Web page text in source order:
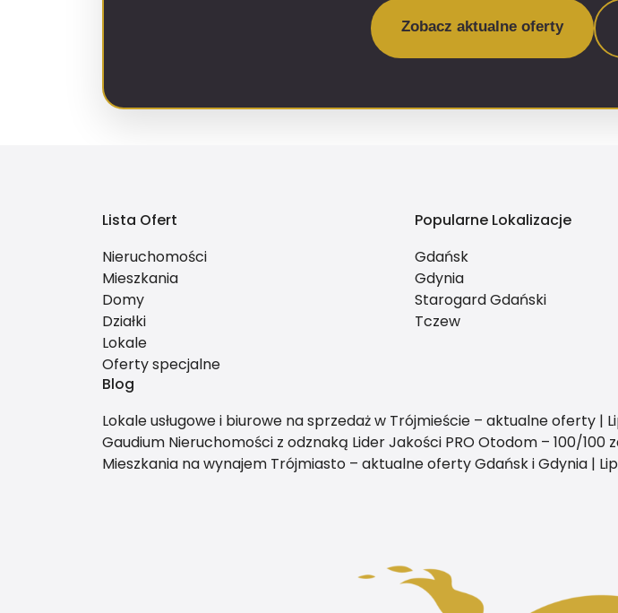
Zobacz aktualne oferty
Lista Ofert
Nieruchomości
Mieszkania
Domy
Działki
Lokale
Oferty specjalne
Popularne Lokalizacje
Gdańsk
Gdynia
Starogard Gdański
Tczew
Blog
Lokale usługowe i biurowe na sprzedaż w Trójmieście – aktualne oferty |
Gaudium Nieruchomości z odznaką Lider Jakości PRO Otodom – 100/100
Mieszkania na wynajem Trójmiasto – aktualne oferty Gdańsk i Gdynia |